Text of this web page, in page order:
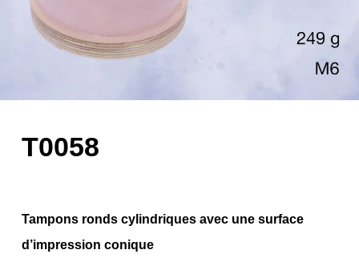
T0058
Tampons ronds cylindriques avec une surface
d’impression conique